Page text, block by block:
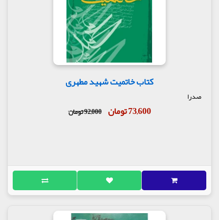
بخش دوّم : فاطمۀ زهرا علیه السلام
زهرا علیه السلام و فدک
شجاعت حضرت زهرا علیه السلام
شجاعت حضرت زینب علیها سلام
گفتار یازدهم
فاطمه علیها سلام در عزای پدر
گفتار دوازدهم
ایام فاطمیّه علیها سلام
علی علیه السلام فاطمه اش را در آغوش گرفت
چرا فاطمه علیها سلام شبانه دفن می شود؟!
علی جان، بعد از دفنم لحظه ای کنارم بمان
وسلم می گوید
کتاب خاتمیت شهید مطهری
صدرا
73,600 تومان 92,000 تومان